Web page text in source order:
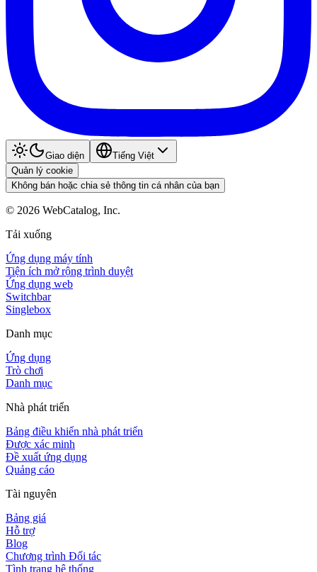
Giao diện
Tiếng Việt
Quản lý cookie
Không bán hoặc chia sẻ thông tin cá nhân của bạn
© 2026 WebCatalog, Inc.
Tải xuống
Ứng dụng máy tính
Tiện ích mở rộng trình duyệt
Ứng dụng web
Switchbar
Singlebox
Danh mục
Ứng dụng
Trò chơi
Danh mục
Nhà phát triển
Bảng điều khiển nhà phát triển
Được xác minh
Đề xuất ứng dụng
Quảng cáo
Tài nguyên
Bảng giá
Hỗ trợ
Blog
Chương trình Đối tác
Tình trạng hệ thống